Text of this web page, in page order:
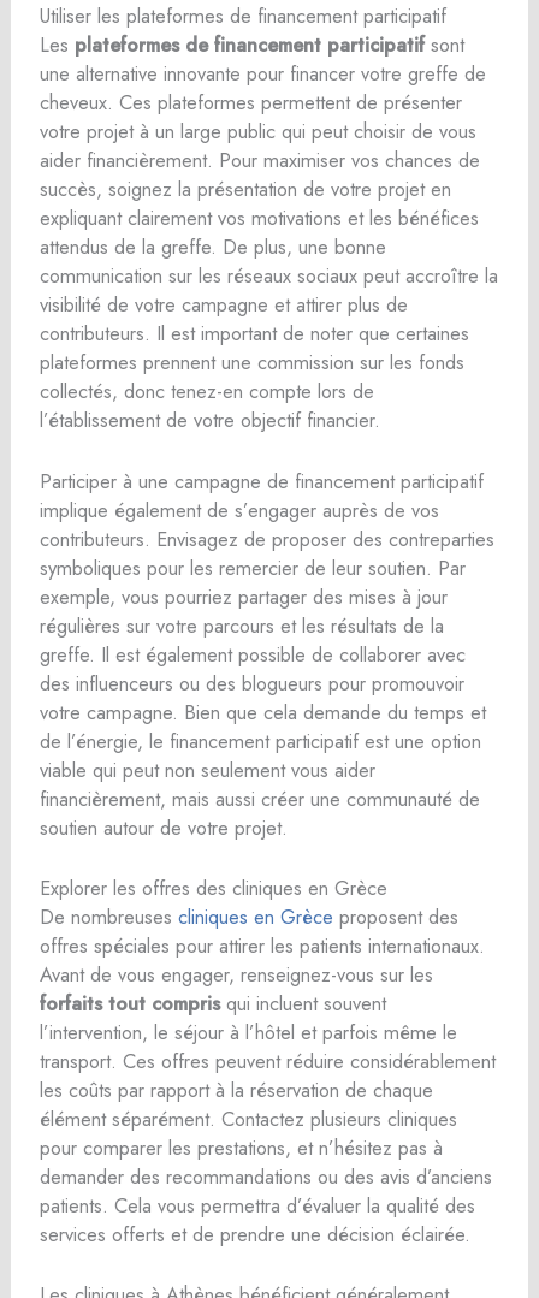
Utiliser les plateformes de financement participatif
Les plateformes de financement participatifsont
une alternative innovante pour financer votre greffe de
cheveux. Ces plateformes permettent de présenter
votre projet à un large public qui peut choisir de vous
aider financièrement. Pour maximiser vos chances de
succès, soignez la présentation de votre projet en
expliquant clairement vos motivations et les bénéfices
attendus de la greffe. De plus, une bonne
communication sur les réseaux sociaux peut accroître la
visibilité de votre campagne et attirer plus de
contributeurs. Il est important de noter que certaines
plateformes prennent une commission sur les fonds
collectés, donc tenez-en compte lors de
l’établissement de votre objectif financier.
Participer à une campagne de financement participatif
implique également de s’engager auprès de vos
contributeurs. Envisagez de proposer des contreparties
symboliques pour les remercier de leur soutien. Par
exemple, vous pourriez partager des mises à jour
régulières sur votre parcours et les résultats de la
greffe. Il est également possible de collaborer avec
des influenceurs ou des blogueurs pour promouvoir
votre campagne. Bien que cela demande du temps et
de l’énergie, le financement participatif est une option
viable qui peut non seulement vous aider
financièrement, mais aussi créer une communauté de
soutien autour de votre projet.
Explorer les offres des cliniques en Grèce
De nombreuses cliniques en Grèce proposent des
offres spéciales pour attirer les patients internationaux.
Avant de vous engager, renseignez-vous sur les
forfaits tout comprisqui incluent souvent
l’intervention, le séjour à l’hôtel et parfois même le
transport. Ces offres peuvent réduire considérablement
les coûts par rapport à la réservation de chaque
élément séparément. Contactez plusieurs cliniques
pour comparer les prestations, et n’hésitez pas à
demander des recommandations ou des avis d’anciens
patients. Cela vous permettra d’évaluer la qualité des
services offerts et de prendre une décision éclairée.